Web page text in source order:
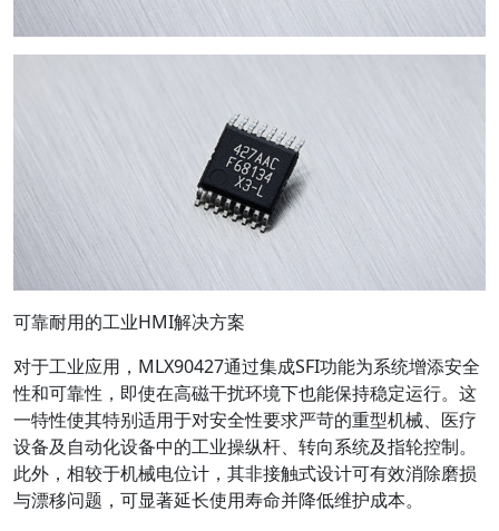
可靠耐用的工业HMI解决方案
对于工业应用，MLX90427通过集成SFI功能为系统增添安全
性和可靠性，即使在高磁干扰环境下也能保持稳定运行。这
一特性使其特别适用于对安全性要求严苛的重型机械、医疗
设备及自动化设备中的工业操纵杆、转向系统及指轮控制。
此外，相较于机械电位计，其非接触式设计可有效消除磨损
与漂移问题，可显著延长使用寿命并降低维护成本。